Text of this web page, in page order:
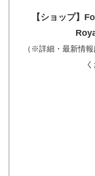
【ショップ】
（※詳細・最新情報